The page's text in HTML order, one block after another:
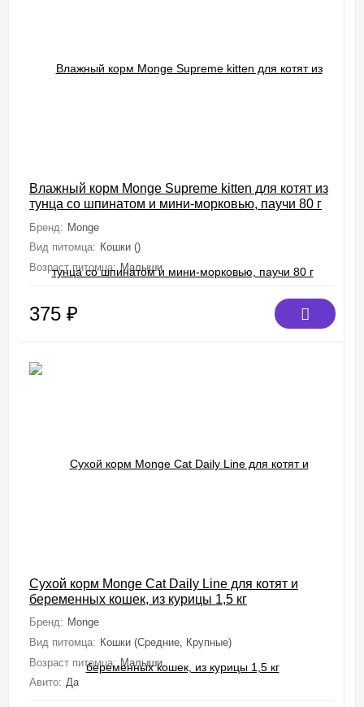
Влажный корм Monge Supreme kitten для котят из
тунца со шпинатом и мини-морковью, паучи 80 г
Бренд: Monge
Вид питомца: Кошки ()
Возраст питомца: Малыши
375 ₽
Сухой корм Monge Cat Daily Line для котят и
беременных кошек, из курицы 1,5 кг
Бренд: Monge
Вид питомца: Кошки (Средние, Крупные)
Возраст питомца: Малыши
Авито: Да